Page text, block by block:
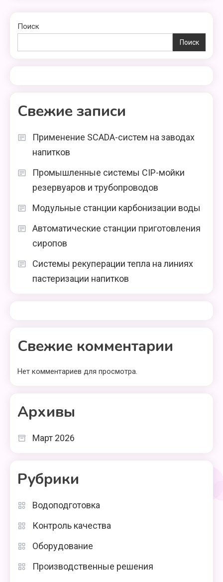
Поиск
Поиск
Свежие записи
Применение SCADA-систем на заводах
напитков
Промышленные системы CIP-мойки
резервуаров и трубопроводов
Модульные станции карбонизации воды
Автоматические станции приготовления
сиропов
Системы рекуперации тепла на линиях
пастеризации напитков
Свежие комментарии
Нет комментариев для просмотра.
Архивы
Март 2026
Рубрики
Водоподготовка
Контроль качества
Оборудование
Производственные решения